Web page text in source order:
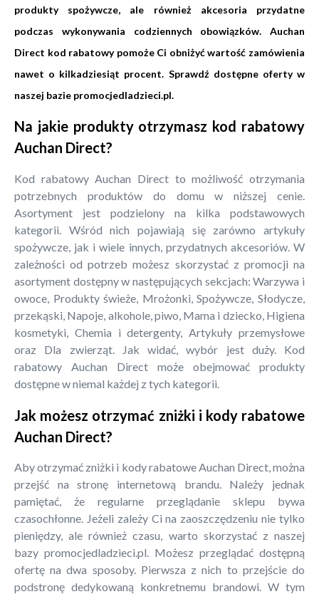
produkty spożywcze, ale również akcesoria przydatne
podczas wykonywania codziennych obowiązków. Auchan
Direct kod rabatowy pomoże Ci obniżyć wartość zamówienia
nawet o kilkadziesiąt procent. Sprawdź dostępne oferty w
naszej bazie promocjedladzieci.pl.
Na jakie produkty otrzymasz kod rabatowy
Auchan Direct?
Kod rabatowy Auchan Direct to możliwość otrzymania
potrzebnych produktów do domu w niższej cenie.
Asortyment jest podzielony na kilka podstawowych
kategorii. Wśród nich pojawiają się zarówno artykuły
spożywcze, jak i wiele innych, przydatnych akcesoriów. W
zależności od potrzeb możesz skorzystać z promocji na
asortyment dostępny w następujących sekcjach: Warzywa i
owoce, Produkty świeże, Mrożonki, Spożywcze, Słodycze,
przekąski, Napoje, alkohole, piwo, Mama i dziecko, Higiena
kosmetyki, Chemia i detergenty, Artykuły przemysłowe
oraz Dla zwierząt. Jak widać, wybór jest duży. Kod
rabatowy Auchan Direct może obejmować produkty
dostępne w niemal każdej z tych kategorii.
Jak możesz otrzymać zniżki i kody rabatowe
Auchan Direct?
Aby otrzymać zniżki i kody rabatowe Auchan Direct, można
przejść na stronę internetową brandu. Należy jednak
pamiętać, że regularne przeglądanie sklepu bywa
czasochłonne. Jeżeli zależy Ci na zaoszczędzeniu nie tylko
pieniędzy, ale również czasu, warto skorzystać z naszej
bazy promocjedladzieci.pl. Możesz przeglądać dostępną
ofertę na dwa sposoby. Pierwsza z nich to przejście do
podstronę dedykowaną konkretnemu brandowi. W tym